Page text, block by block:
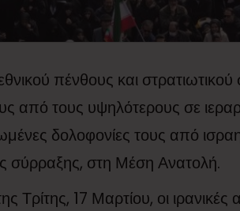
πένθους και
από τους υψηλότερους σε
δολοφονίες τους από
σύρραξης, στη Μέση Ανατολή.
Τρίτης, 17 Μαρτίου, οι